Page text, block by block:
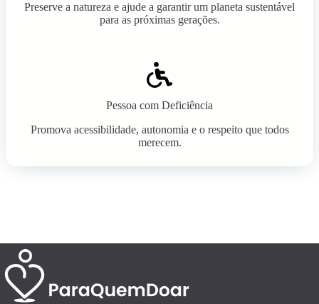
Preserve a natureza e ajude a garantir um planeta sustentável
para as próximas gerações.
Pessoa com Deficiência
Promova acessibilidade, autonomia e o respeito que todos
merecem.